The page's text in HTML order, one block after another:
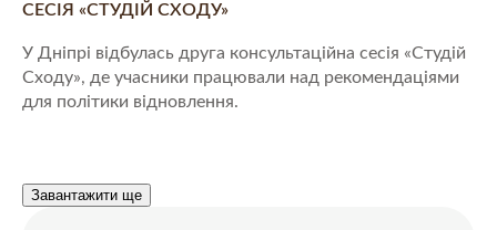
СЕСІЯ «СТУДІЙ СХОДУ»
У Дніпрі відбулась друга консультаційна сесія «Студій
Сходу», де учасники працювали над рекомендаціями
для політики відновлення.
Завантажити ще